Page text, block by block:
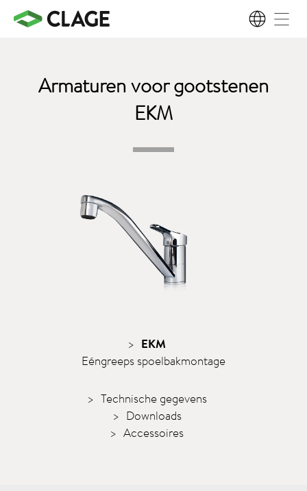
NL
Armaturen voor gootstenen
EKM
EKM
Eéngreeps spoelbakmontage
Technische gegevens
Downloads
Accessoires